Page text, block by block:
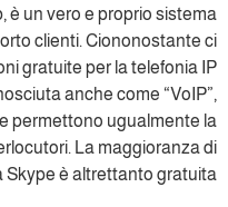
è un vero e proprio sistema
clienti. Ciononostante ci
gratuite per la telefonia IP
anche come “VoIP”,
permettono ugualmente la
La maggioranza di
è altrettanto gratuita.